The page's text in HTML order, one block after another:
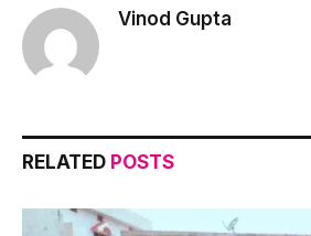
Vinod Gupta
RELATED POSTS